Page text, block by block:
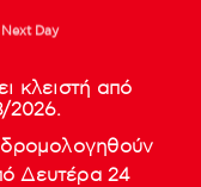
210 88 21
Next Day
κλειστή από
2026.
Δευτέρα 24